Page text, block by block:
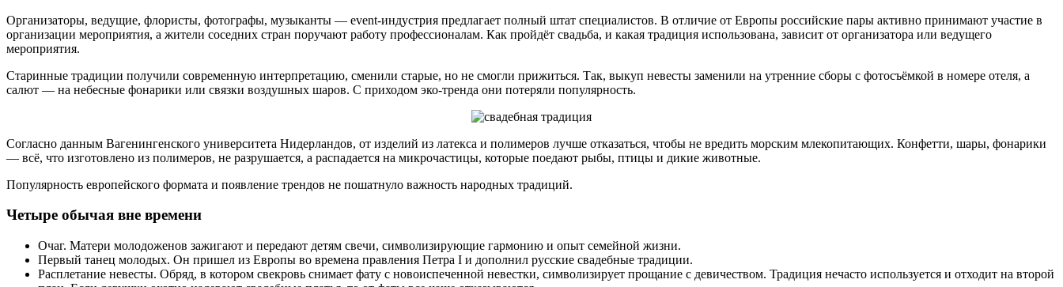
Организаторы, ведущие, флористы, фотографы, музыканты — event-индустрия предлагает полный штат специалистов. В отличие от Европы российские пары активно принимают участие в
организации мероприятия, а жители соседних стран поручают работу профессионалам. Как пройдёт свадьба, и какая традиция использована, зависит от организатора или ведущего
мероприятия.
Старинные традиции получили современную интерпретацию, сменили старые, но не смогли прижиться. Так, выкуп невесты заменили на утренние сборы с фотосъёмкой в номере отеля, а
салют — на небесные фонарики или связки воздушных шаров. С приходом эко-тренда они потеряли популярность.
Согласно данным Вагенингенского университета Нидерландов, от изделий из латекса и полимеров лучше отказаться, чтобы не вредить морским млекопитающих. Конфетти, шары, фонарики
— всё, что изготовлено из полимеров, не разрушается, а распадается на микрочастицы, которые поедают рыбы, птицы и дикие животные.
Популярность европейского формата и появление трендов не пошатнуло важность народных традиций.
Четыре обычая вне времени
Очаг. Матери молодоженов зажигают и передают детям свечи, символизирующие гармонию и опыт семейной жизни.
Первый танец молодых. Он пришел из Европы во времена правления Петра I и дополнил русские свадебные традиции.
Расплетание невесты. Обряд, в котором свекровь снимает фату с новоиспеченной невестки, символизирует прощание с девичеством. Традиция нечасто используется и отходит на второй